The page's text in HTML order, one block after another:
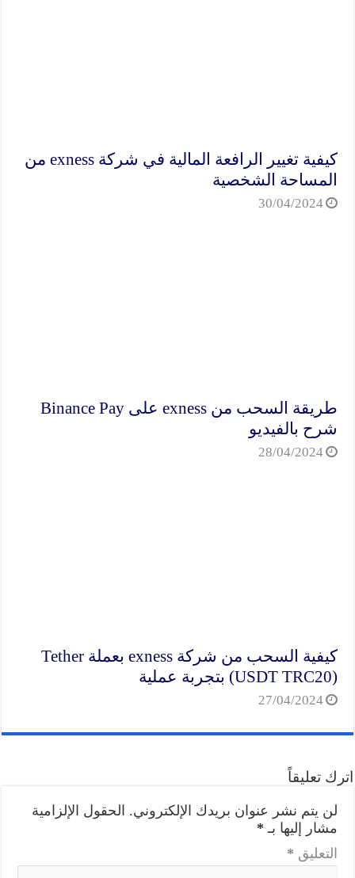
كيفية تغيير الرافعة المالية في شركة exness من
المساحة الشخصية
30/04/2024
طريقة السحب من exness على Binance Pay
شرح بالفيديو
28/04/2024
كيفية السحب من شركة exness بعملة Tether
(USDT TRC20) بتجربة عملية
27/04/2024
اترك تعليقاً
لن يتم نشر عنوان بريدك الإلكتروني. الحقول الإلزامية
مشار إليها بـ *
التعليق *